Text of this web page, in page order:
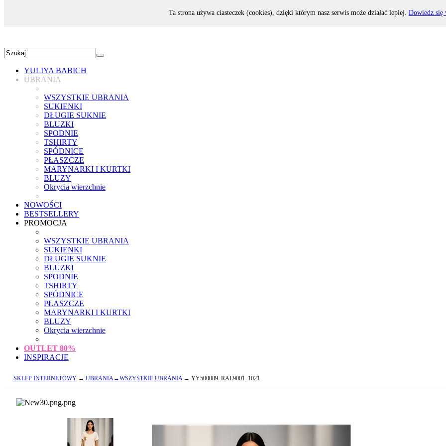
YULIYA BABICH
UBRANIA
WSZYSTKIE UBRANIA
SUKIENKI
DŁUGIE SUKNIE
BLUZKI
SPODNIE
TSHIRTY
SPÓDNICE
PŁASZCZE
MARYNARKI I KURTKI
BLUZY
Okrycia wierzchnie
NOWOŚCI
BESTSELLERY
PROMOCJA
WSZYSTKIE UBRANIA
SUKIENKI
DŁUGIE SUKNIE
BLUZKI
SPODNIE
TSHIRTY
SPÓDNICE
PŁASZCZE
MARYNARKI I KURTKI
BLUZY
Okrycia wierzchnie
OUTLET 80%
INSPIRACJE
SKLEP INTERNETOWY → UBRANIA→WSZYSTKIE UBRANIA→ YY500089_RAL9001_1021
Ta strona używa ciasteczek (cookies), dzięki którym nasz serwis może działać lepiej. Dowiedz się